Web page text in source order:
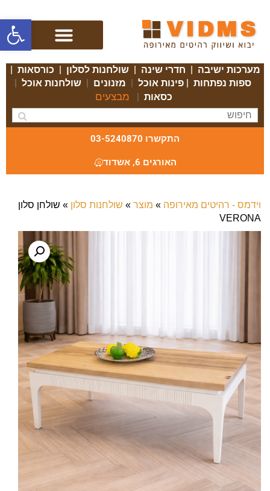
פתח
מערכות ישיבה | חדרי שינה |שולחנות לסלון | כורסאות |
ספות נפתחות |פינות אוכל | מזנונים |שולחנות אוכל |
כסאות | מבצעים
התקשרו 03-5240870
האורגים 6, אשדוד
וידמס - רהיטים מאירופה » מוצר » שולחנות סלון » שולחן סלון
VERONA